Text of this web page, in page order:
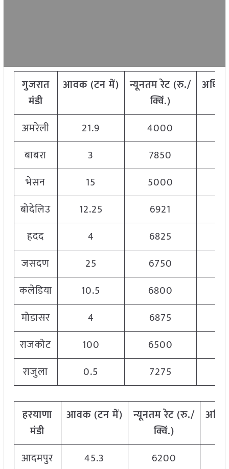
गुजरात
मंडी
आवक (टनमें) न्यूनतमरेट (रु./
क्विं.)
अमरेली
21.9 4000
बाबरा
3 7850
भेसन
15 5000
बोदेलिउ
12.25 6921
हदद
4 6825
जसदण
25 6750
कलेडिया
10.5 6800
मोडासर
4 6875
राजकोट
100 6500
राजुला
0.5 7275
हरयाणा
मंडी
आवक (टनमें) न्यूनतमरेट (रु./
क्विं.)
आदमपुर 45.3
6200